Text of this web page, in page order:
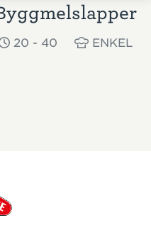
20 - 40 ENKEL